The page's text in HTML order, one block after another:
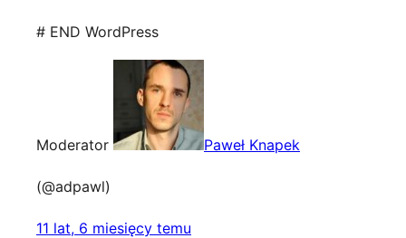
# END WordPress
Moderator Paweł Knapek
(@adpawl)
11 lat, 6 miesięcy temu